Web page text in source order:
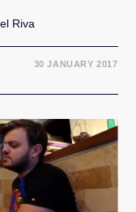
Riva
30 JANUARY 2017